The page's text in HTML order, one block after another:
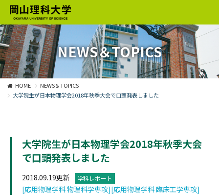
NEWS＆TOPICS
HOME
NEWS＆TOPICS
大学院生が日本物理学会2018年秋季大会で口頭発表しました
大学院生が日本物理学会2018年秋季大会
で口頭発表しました
2018.09.19更新 学科レポート
[応用物理学科 物理科学専攻][応用物理学科 臨床工学専攻]